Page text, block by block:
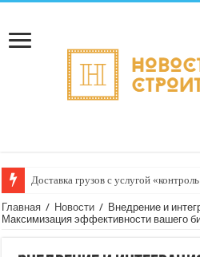
Доставка грузов с услугой
Главная / Новости / Внедрение и
Максимизация эффективности вашего